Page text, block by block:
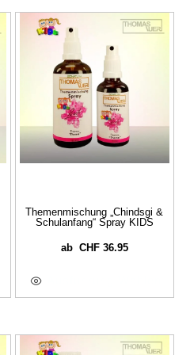
Themenmischung „Chindsgi &
Schulanfang“ Spray KIDS
ab CHF36.95